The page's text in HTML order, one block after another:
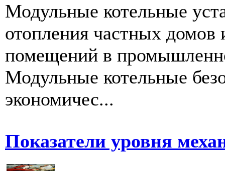
Модульные котельные
отопления частных домов
помещений в
Модульные котельные
экономичес...
Показатели уровня